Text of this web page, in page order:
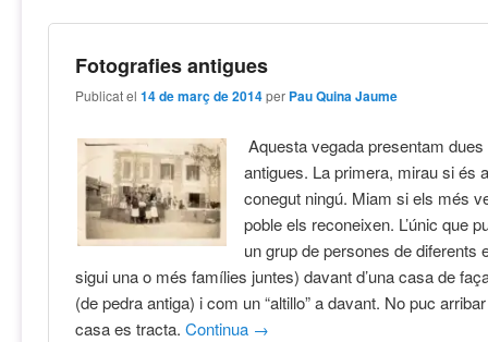
Fotografies antigues
Publicat el14 de març de 2014 per Pau Quina Jaume
Aquesta vegada presentam
antigues. La primera, mirau si és
conegut ningú. Miam si els més
poble els reconeixen. L’únic que
un grup de persones de diferents
sigui una o més famílies juntes) davant d’una casa de
(de pedra antiga) i com un “altillo” a davant. No puc
casa es tracta.Continua →